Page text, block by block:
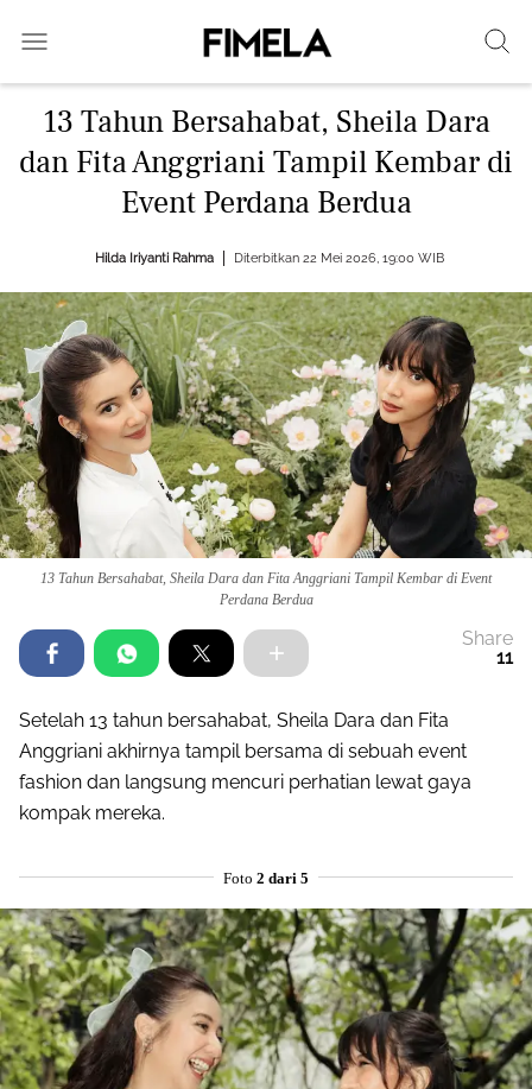
13 Tahun Bersahabat, Sheila Dara
dan Fita Anggriani Tampil Kembar di
Event Perdana Berdua
Hilda Iriyanti Rahma Diterbitkan 22 Mei 2026, 19:00 WIB
13 Tahun Bersahabat, Sheila Dara dan Fita Anggriani Tampil Kembar di Event
Perdana Berdua
Share
11
Setelah 13 tahun bersahabat, Sheila Dara dan Fita
Anggriani akhirnya tampil bersama di sebuah event
fashion dan langsung mencuri perhatian lewat gaya
kompak mereka.
Foto 2 dari 5